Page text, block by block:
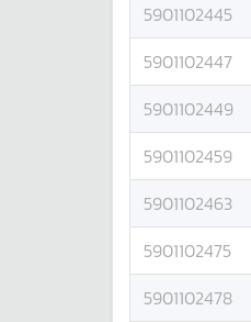
5901102445
5901102447
5901102449
5901102459
5901102463
5901102475
5901102478